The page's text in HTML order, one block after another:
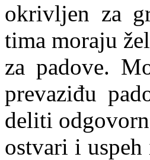
okrivljen za
tima moraju
za padove.
prevaziđu
deliti
ostvari i